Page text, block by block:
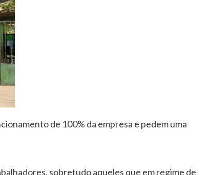
de 100% da empresa e pedem uma
sobretudo aqueles que em regime de